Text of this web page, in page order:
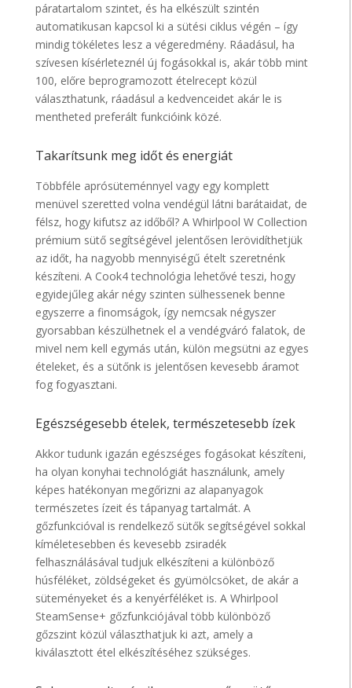
páratartalom szintet, és ha elkészült szintén
automatikusan kapcsol ki a sütési ciklus végén – így
mindig tökéletes lesz a végeredmény. Ráadásul, ha
szívesen kísérleteznél új fogásokkal is, akár több mint
100, előre beprogramozott ételrecept közül
választhatunk, ráadásul a kedvenceidet akár le is
mentheted preferált funkcióink közé.
Takarítsunk meg időt és energiát
Többféle aprósüteménnyel vagy egy komplett
menüvel szeretted volna vendégül látni barátaidat, de
félsz, hogy kifutsz az időből? A Whirlpool W Collection
prémium sütő segítségével jelentősen lerövidíthetjük
az időt, ha nagyobb mennyiségű ételt szeretnénk
készíteni. A Cook4 technológia lehetővé teszi, hogy
egyidejűleg akár négy szinten sülhessenek benne
egyszerre a finomságok, így nemcsak négyszer
gyorsabban készülhetnek el a vendégváró falatok, de
mivel nem kell egymás után, külön megsütni az egyes
ételeket, és a sütőnk is jelentősen kevesebb áramot
fog fogyasztani.
Egészségesebb ételek, természetesebb ízek
Akkor tudunk igazán egészséges fogásokat készíteni,
ha olyan konyhai technológiát használunk, amely
képes hatékonyan megőrizni az alapanyagok
természetes ízeit és tápanyag tartalmát. A
gőzfunkcióval is rendelkező sütők segítségével sokkal
kíméletesebben és kevesebb zsiradék
felhasználásával tudjuk elkészíteni a különböző
húsféléket, zöldségeket és gyümölcsöket, de akár a
süteményeket és a kenyérféléket is. A Whirlpool
SteamSense+ gőzfunkciójával több különböző
gőzszint közül választhatjuk ki azt, amely a
kiválasztott étel elkészítéséhez szükséges.